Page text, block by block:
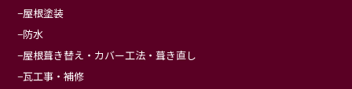
屋根塗装
防水
屋根葺き替え・カバー工法・葺き直し
瓦工事・補修